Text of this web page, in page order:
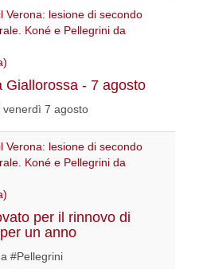
Giallorossa - 7 agosto
venerdì 7 agosto
per il rinnovo di
un anno
#Pellegrini